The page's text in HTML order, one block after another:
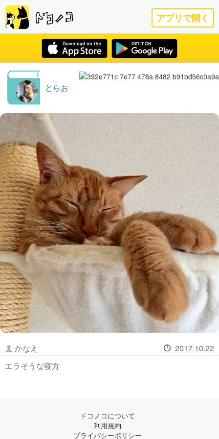
アプリで開く
とらお
かなえ
2017.10.22
エラそうな寝方
ドコノコについて
利用規約
プライバシーポリシー